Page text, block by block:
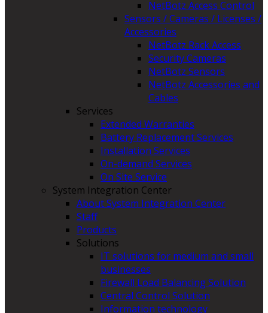
NetBotz Access Control
Sensors / Cameras / Licenses /
Accessories
NetBotz Rack Access
Security Cameras
NetBotz Sensors
NetBotz Accessories and
Cables
Services
Extended Warranties
Battery Replacement Services
Installation Services
On-demand Services
On Site Service
System Integration Center
About System Integration Center
Staff
Products
Solutions
IT solutions for medium and small
businesses
Firewall Load Balancing Solution
Central Control Solution
Information technology